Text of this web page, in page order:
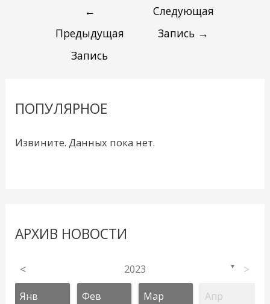
←
Предыдущая
Запись
Следующая
Запись →
ПОПУЛЯРНОЕ
Извините. Данных пока нет.
АРХИВ НОВОСТИ
< 2023 ▼ >
Янв Фев Мар Апр